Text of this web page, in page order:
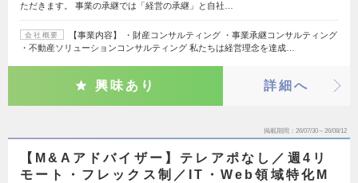
ただきます。 事業の承継では「経営の承継」と自社…
会社概要
【事業内容】 ・財産コンサルティング ・事業承継コンサルティング
・不動産ソリューションコンサルティング 私たちは経営理念を達成…
興味あり 詳細へ
掲載期間 26/07/30～26/08/12
【M&Aアドバイザー】テレアポなし／週4リ
モート・フレックス制／IT・Web領域特化M